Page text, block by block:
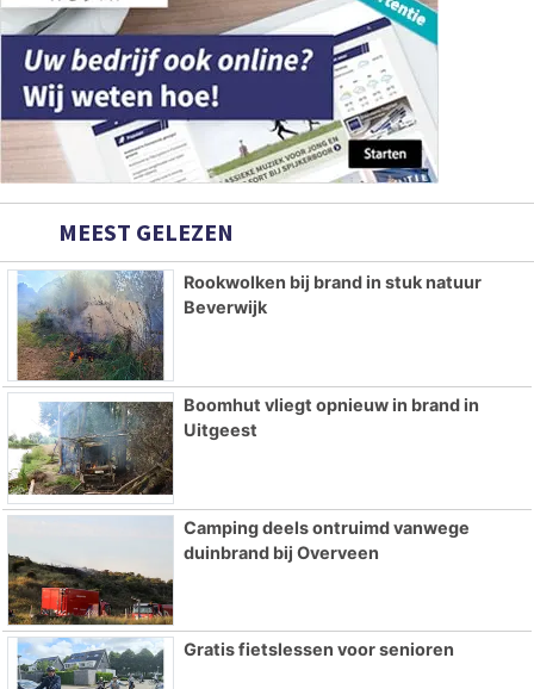
MEEST GELEZEN
Rookwolken bij brand in stuk natuur
Beverwijk
Boomhut vliegt opnieuw in brand in
Uitgeest
Camping deels ontruimd vanwege
duinbrand bij Overveen
Gratis fietslessen voor senioren